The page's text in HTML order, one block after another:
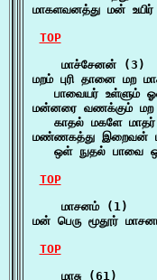
மாகளவனத்து மன்
TOP
    மாச்சேனன் (3)
மறம் புரி தானை மற
பாவையர் உள்ளும்
மன்னரை வணக்கும் மற
காதல் மகளே
மண்ணகத்து இறைவன்
ஒள் நுதல் பாவை
TOP
    மாசனம் (1)
மன் பெரு மூதூர்
TOP
    மாசு (61)